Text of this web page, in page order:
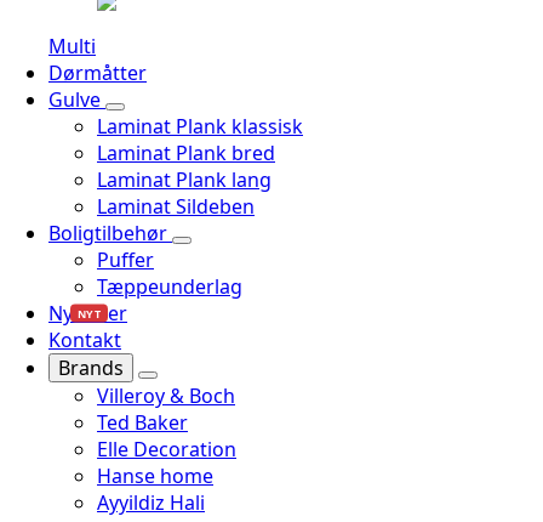
Multi
Dørmåtter
Gulve
Laminat Plank klassisk
Laminat Plank bred
Laminat Plank lang
Laminat Sildeben
Boligtilbehør
Puffer
Tæppeunderlag
Nyheder
NYT
Kontakt
Brands
Villeroy & Boch
Ted Baker
Elle Decoration
Hanse home
Ayyildiz Hali